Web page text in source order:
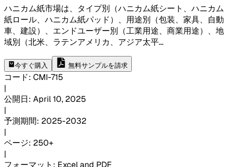
ハニカム紙市場は、タイプ別（ハニカム紙シート、ハニカム
紙ロール、ハニカム紙パッド）、用途別（包装、家具、自動
車、建設）、エンドユーザー別（工業用途、商業用途）、地
域別（北米、ラテンアメリカ、アジア太平...
今すぐ購入 無料サンプルを請求
コード: CMI-715
|
公開日: April 10, 2025
|
予測期間: 2025-2032
|
ページ: 250+
|
フォーマット : Excel and PDF